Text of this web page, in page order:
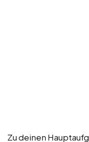
Zu deinen